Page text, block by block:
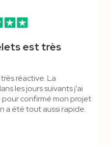
Mousqueton Standard Et
Polyester
Anti-Étouffement - Cordon
est très
réactive. La
les jours suivants j'ai
confirmé mon projet
a été tout aussi rapide.